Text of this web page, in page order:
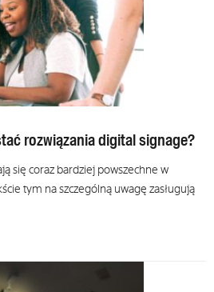
rozwiązania digital signage?
się coraz bardziej powszechne w
tym na szczególną uwagę zasługują